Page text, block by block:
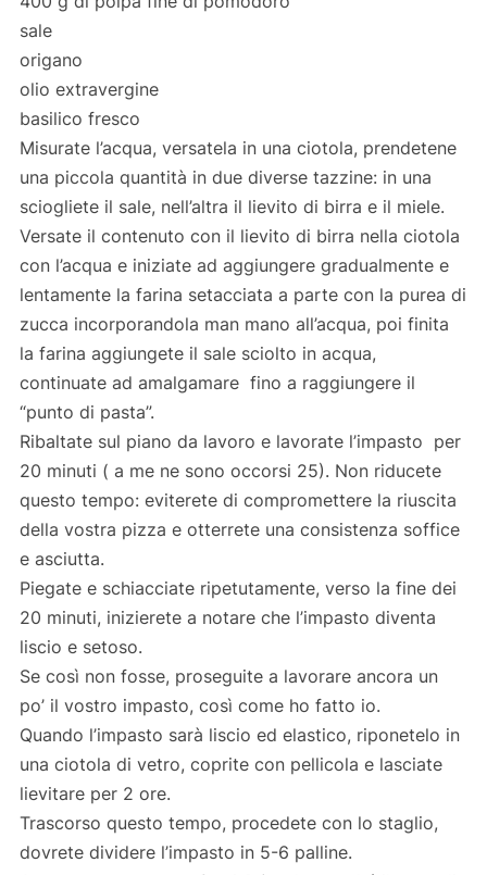
sale
origano
olio extravergine
basilico fresco
Misurate l’acqua, versatela in una ciotola, prendetene
una piccola quantità in due diverse tazzine: in una
sciogliete il sale, nell’altra il lievito di birra e il miele.
Versate il contenuto con il lievito di birra nella ciotola
con l’acqua e iniziate ad aggiungere gradualmente e
lentamente la farina setacciata a parte con la purea di
zucca incorporandola man mano all’acqua, poi finita
la farina aggiungete il sale sciolto in acqua,
continuate ad amalgamare fino a raggiungere il
“punto di pasta”.
Ribaltate sul piano da lavoro e lavorate l’impasto per
20 minuti ( a me ne sono occorsi 25). Non riducete
questo tempo: eviterete di compromettere la riuscita
della vostra pizza e otterrete una consistenza soffice
e asciutta.
Piegate e schiacciate ripetutamente, verso la fine dei
20 minuti, inizierete a notare che l’impasto diventa
liscio e setoso.
Se così non fosse, proseguite a lavorare ancora un
po’ il vostro impasto, così come ho fatto io.
Quando l’impasto sarà liscio ed elastico, riponetelo in
una ciotola di vetro, coprite con pellicola e lasciate
lievitare per 2 ore.
Trascorso questo tempo, procedete con lo staglio,
dovrete dividere l’impasto in 5-6 palline.